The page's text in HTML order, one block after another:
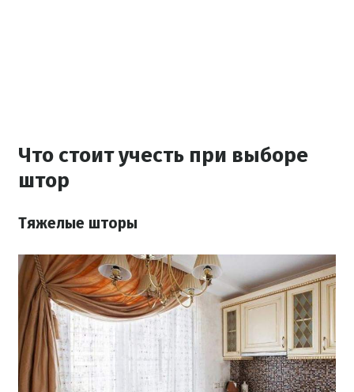
Что стоит учесть при выборе
штор
Тяжелые шторы